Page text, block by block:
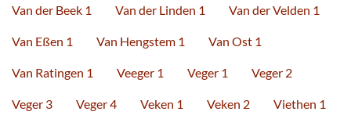
Van der Beek 1 Van der Linden 1 Van der Velden 1
Van Eßen 1 Van Hengstem 1 Van Ost 1
Van Ratingen 1 Veeger 1 Veger 1 Veger 2
Veger 3 Veger 4 Veken 1 Veken 2 Viethen 1